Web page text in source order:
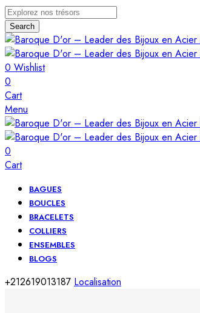
Search
0 Wishlist
0
Cart
Menu
0
Cart
BAGUES
BOUCLES
BRACELETS
COLLIERS
ENSEMBLES
BLOGS
+212619013187 Localisation